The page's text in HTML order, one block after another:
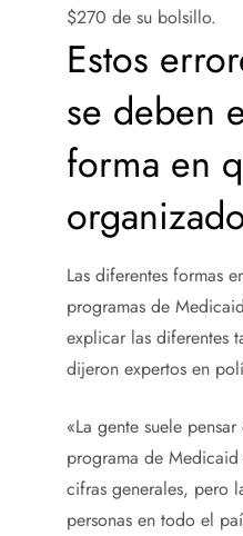
$270 de su bolsillo.
Estos
se deben
forma en
Las diferentes formas
programas de
explicar las diferentes
dijeron expertos en
«La gente suele
programa de
cifras generales, pero
personas en todo el